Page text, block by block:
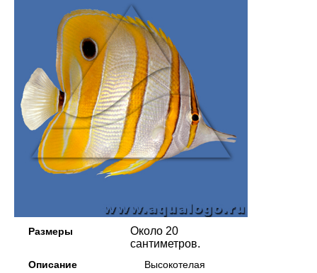
Размеры
Около 20
сантиметров.
Описание
Высокотелая